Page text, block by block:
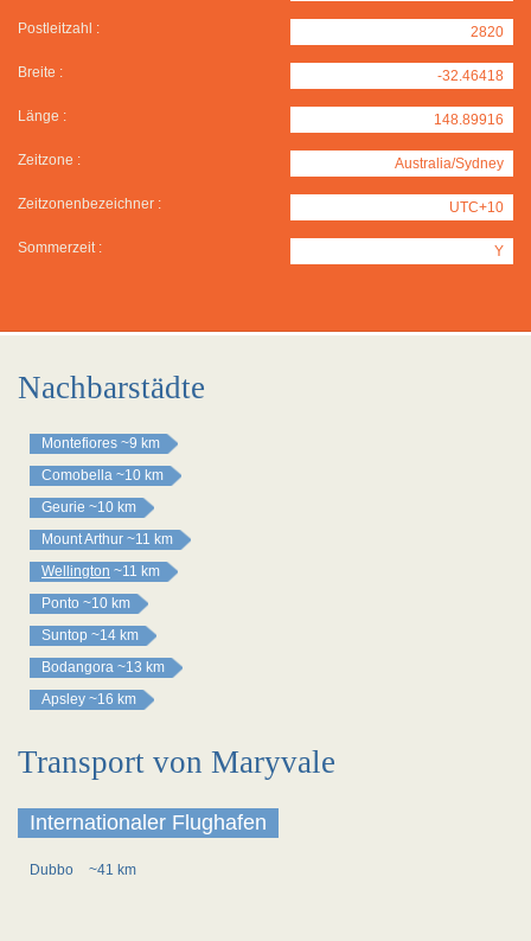
Postleitzahl : 2820
Breite : -32.46418
Länge : 148.89916
Zeitzone : Australia/Sydney
Zeitzonenbezeichner : UTC+10
Sommerzeit : Y
Nachbarstädte
Montefiores ~9 km
Comobella ~10 km
Geurie ~10 km
Mount Arthur ~11 km
Wellington ~11 km
Ponto ~10 km
Suntop ~14 km
Bodangora ~13 km
Apsley ~16 km
Transport von Maryvale
Internationaler Flughafen
Dubbo ~41 km